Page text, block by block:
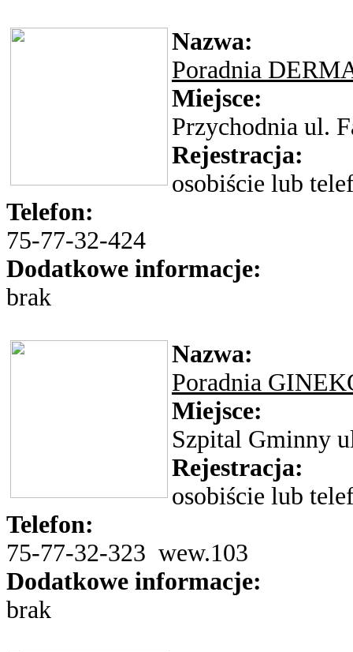
Nazwa:
Poradnia
Miejsce:
Przychodnia ul.
Rejestracja:
osobiście lub
Telefon:
75-77-32-424
Dodatkowe informacje:
brak
Nazwa:
Poradnia
Miejsce:
Szpital Gminny
Rejestracja:
osobiście lub
Telefon:
75-77-32-323 wew.103
Dodatkowe informacje:
brak